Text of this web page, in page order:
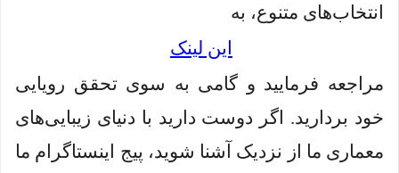
انتخاب‌های متنوع، به
این لینک
مراجعه فرمایید و گامی به سوی تحقق رویایی
خود بردارید. اگر دوست دارید با دنیای زیبایی‌های
معماری ما از نزدیک آشنا شوید، پیج اینستاگرام ما